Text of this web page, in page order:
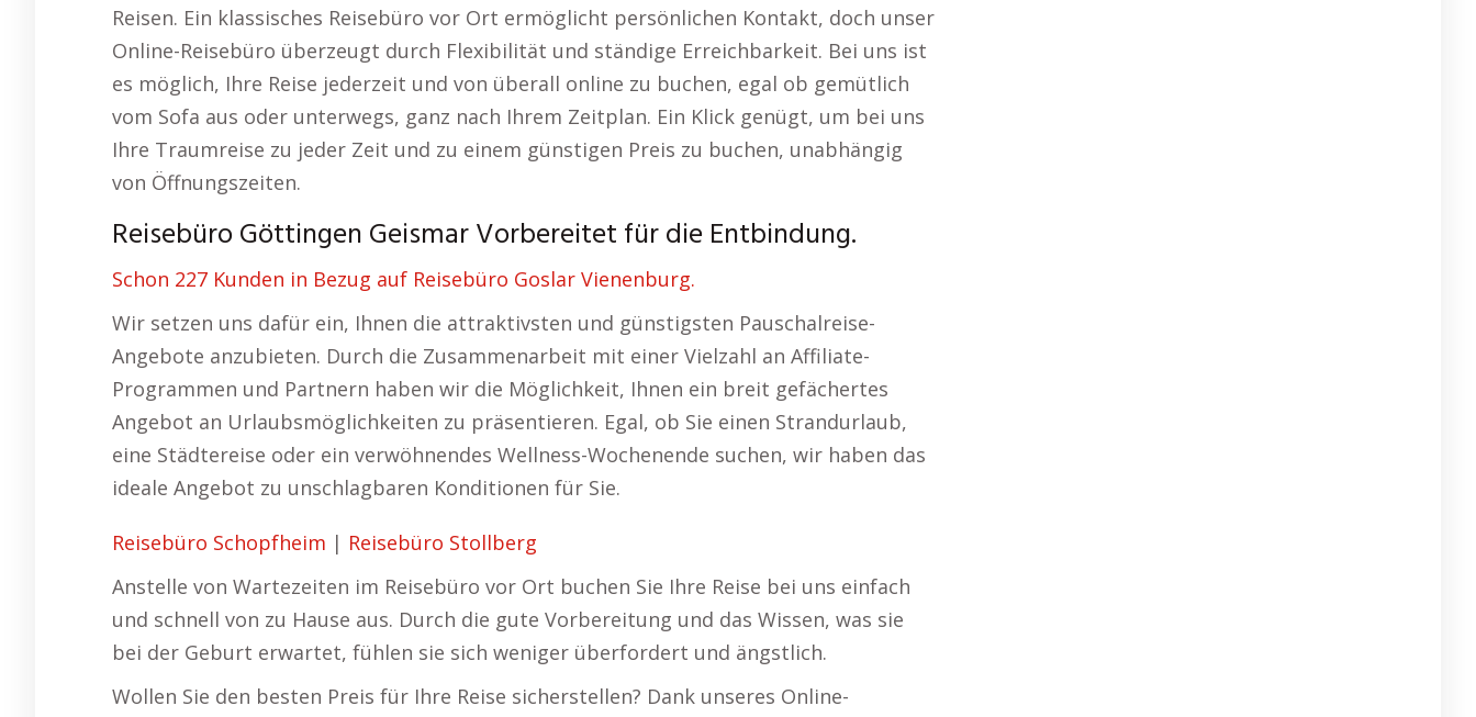
Reisen. Ein klassisches Reisebüro vor Ort ermöglicht persönlichen Kontakt, doch unser
Online-Reisebüro überzeugt durch Flexibilität und ständige Erreichbarkeit. Bei uns ist
es möglich, Ihre Reise jederzeit und von überall online zu buchen, egal ob gemütlich
vom Sofa aus oder unterwegs, ganz nach Ihrem Zeitplan. Ein Klick genügt, um bei uns
Ihre Traumreise zu jeder Zeit und zu einem günstigen Preis zu buchen, unabhängig
von Öffnungszeiten.
Reisebüro Göttingen Geismar Vorbereitet für die Entbindung.
Schon 227 Kunden in Bezug auf Reisebüro Goslar Vienenburg.
Wir setzen uns dafür ein, Ihnen die attraktivsten und günstigsten Pauschalreise-
Angebote anzubieten. Durch die Zusammenarbeit mit einer Vielzahl an Affiliate-
Programmen und Partnern haben wir die Möglichkeit, Ihnen ein breit gefächertes
Angebot an Urlaubsmöglichkeiten zu präsentieren. Egal, ob Sie einen Strandurlaub,
eine Städtereise oder ein verwöhnendes Wellness-Wochenende suchen, wir haben das
ideale Angebot zu unschlagbaren Konditionen für Sie.
Reisebüro Schopfheim | Reisebüro Stollberg
Anstelle von Wartezeiten im Reisebüro vor Ort buchen Sie Ihre Reise bei uns einfach
und schnell von zu Hause aus. Durch die gute Vorbereitung und das Wissen, was sie
bei der Geburt erwartet, fühlen sie sich weniger überfordert und ängstlich.
Wollen Sie den besten Preis für Ihre Reise sicherstellen? Dank unseres Online-